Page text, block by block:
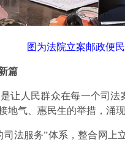
图为法院立案邮政便民
篇
让人民群众在每一个司
地气、惠民生的举措，涌
法服务”体系，整合网上